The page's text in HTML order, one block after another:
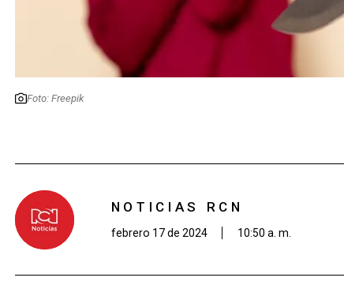
Foto: Freepik
NOTICIAS RCN
febrero 17 de 2024 10:50 a. m.